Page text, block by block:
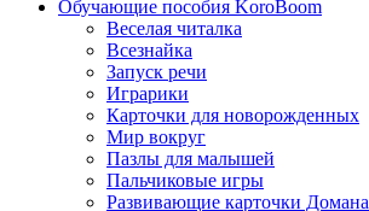
Обучающие пособия KoroBoom
Веселая читалка
Всезнайка
Запуск речи
Играрики
Карточки для новорожденных
Мир вокруг
Пазлы для малышей
Пальчиковые игры
Развивающие карточки Домана